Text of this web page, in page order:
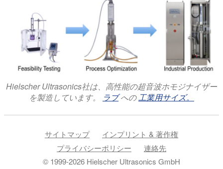
Hielscher Ultrasonics社は、高性能の超音波ホモジナイザー
を製造しています。
ラブへの 工業用サイズ。
サイトマップ
インプリント & 著作権
プライバシーポリシー
連絡先
© 1999-2026 Hielscher Ultrasonics GmbH